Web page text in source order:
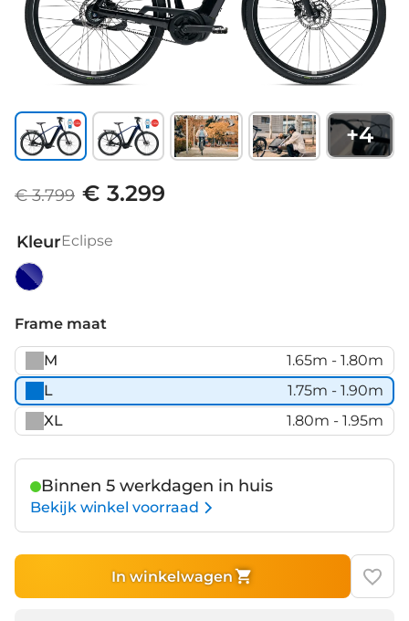
+4
€ 3.799 € 3.299
KleurEclipse
Frame maat
M
1.65m - 1.80m
L
1.75m - 1.90m
XL
1.80m - 1.95m
Binnen 5 werkdagen in huis
Bekijk winkel voorraad
In winkelwagen